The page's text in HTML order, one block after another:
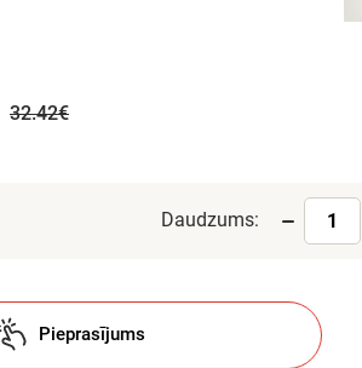
32.42€
Daudzums:
Pieprasījums